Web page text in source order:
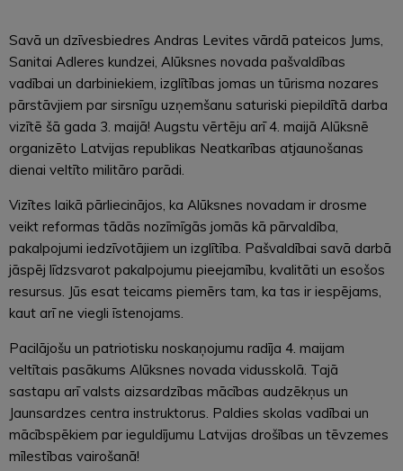
Savā un dzīvesbiedres Andras Levites vārdā pateicos Jums,
Sanitai Adleres kundzei, Alūksnes novada pašvaldības
vadībai un darbiniekiem, izglītības jomas un tūrisma nozares
pārstāvjiem par sirsnīgu uzņemšanu saturiski piepildītā darba
vizītē šā gada 3. maijā! Augstu vērtēju arī 4. maijā Alūksnē
organizēto Latvijas republikas Neatkarības atjaunošanas
dienai veltīto militāro parādi.
Vizītes laikā pārliecinājos, ka Alūksnes novadam ir drosme
veikt reformas tādās nozīmīgās jomās kā pārvaldība,
pakalpojumi iedzīvotājiem un izglītība. Pašvaldībai savā darbā
jāspēj līdzsvarot pakalpojumu pieejamību, kvalitāti un esošos
resursus. Jūs esat teicams piemērs tam, ka tas ir iespējams,
kaut arī ne viegli īstenojams.
Pacilājošu un patriotisku noskaņojumu radīja 4. maijam
veltītais pasākums Alūksnes novada vidusskolā. Tajā
sastapu arī valsts aizsardzības mācības audzēkņus un
Jaunsardzes centra instruktorus. Paldies skolas vadībai un
mācībspēkiem par ieguldījumu Latvijas drošības un tēvzemes
mīlestības vairošanā!